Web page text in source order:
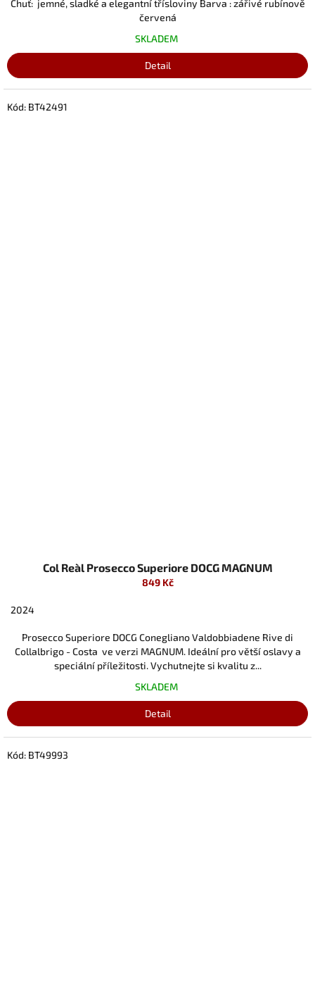
Chuť: jemné, sladké a elegantní třísloviny Barva : zářivé rubínově
červená
SKLADEM
Detail
Col Reàl Prosecco Superiore DOCG MAGNUM
849 Kč
2024
Prosecco Superiore DOCG Conegliano Valdobbiadene Rive di
Collalbrigo - Costa ve verzi MAGNUM. Ideální pro větší oslavy a
speciální příležitosti. Vychutnejte si kvalitu z...
SKLADEM
Detail
Kód: BT42491
Kód: BT49993